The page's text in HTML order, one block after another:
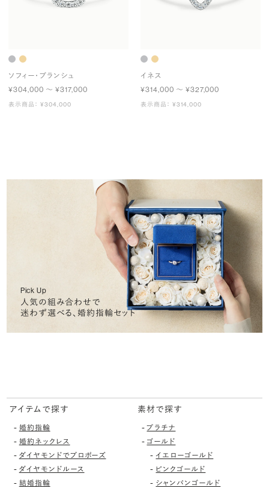
ソフィー・ブランシュ
¥304,000 〜 ¥317,000
表示商品： ¥304,000
イネス
¥314,000 〜 ¥327,000
表示商品： ¥314,000
Pick Up
人気の組み合わせで
迷わず選べる、婚約指輪セット
アイテムで探す
- 婚約指輪
- 婚約ネックレス
- ダイヤモンドでプロポーズ
- ダイヤモンドルース
- 結婚指輪
素材で探す
-プラチナ
- ゴールド
-イエローゴールド
- ピンクゴールド
- シャンパンゴールド